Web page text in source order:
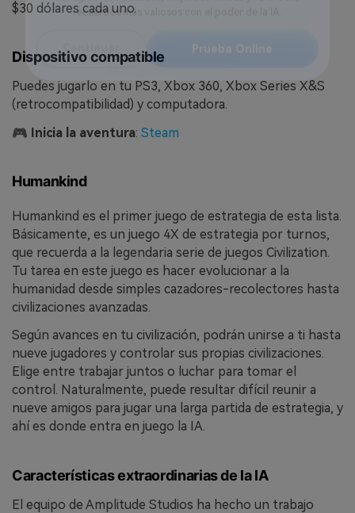
Reparador de Fotos con IA
recuerdos más valiosos con el poder de la IA.
Continuar Prueba Online
$30 dólares cada uno.
Dispositivo compatible
Puedes jugarlo en tu PS3, Xbox 360, Xbox Series X&S
(retrocompatibilidad) y computadora.
🎮 Inicia la aventura: Steam
Humankind
Humankind es el primer juego de estrategia de esta lista.
Básicamente, es un juego 4X de estrategia por turnos,
que recuerda a la legendaria serie de juegos Civilization.
Tu tarea en este juego es hacer evolucionar a la
humanidad desde simples cazadores-recolectores hasta
civilizaciones avanzadas.
Según avances en tu civilización, podrán unirse a ti hasta
nueve jugadores y controlar sus propias civilizaciones.
Elige entre trabajar juntos o luchar para tomar el
control. Naturalmente, puede resultar difícil reunir a
nueve amigos para jugar una larga partida de estrategia, y
ahí es donde entra en juego la IA.
Características extraordinarias de la IA
El equipo de Amplitude Studios ha hecho un trabajo